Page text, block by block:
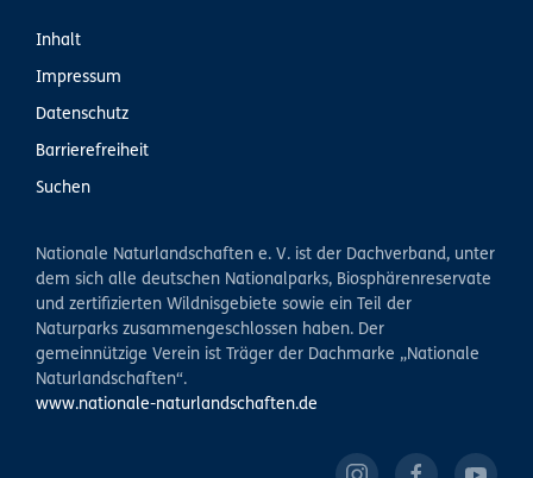
Inhalt
Impressum
Datenschutz
Barrierefreiheit
Suchen
Nationale Naturlandschaften e. V. ist der Dachverband, unter
dem sich alle deutschen Nationalparks, Biosphärenreservate
und zertifizierten Wildnisgebiete sowie ein Teil der
Naturparks zusammengeschlossen haben. Der
gemeinnützige Verein ist Träger der Dachmarke „Nationale
Naturlandschaften“.
www.nationale-naturlandschaften.de